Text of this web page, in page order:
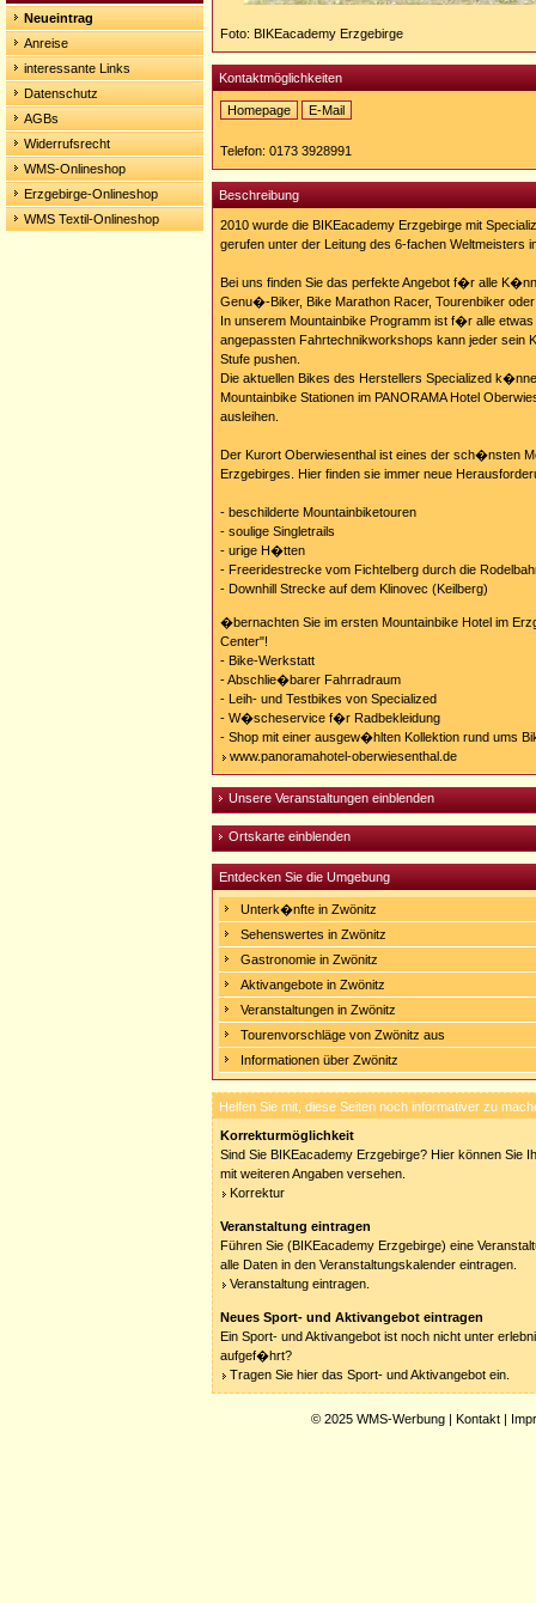
Neueintrag
Anreise
interessante Links
Datenschutz
AGBs
Widerrufsrecht
WMS-Onlineshop
Erzgebirge-Onlineshop
WMS Textil-Onlineshop
Foto: BIKEacademy Erzgebirge
Kontaktmöglichkeiten
Homepage
http://www.bikeacademy-
erzgebirge.de
E-Mail
Telefon: 0173 3928991
Beschreibung
2010 wurde die BIKEacademy Erzgebirge mit
gerufen unter der Leitung des 6-fachen Weltmeisters
Bei uns finden Sie das perfekte Angebot f�r alle
Genu�-Biker, Bike Marathon Racer, Tourenbiker
In unserem Mountainbike Programm ist f�r alle etwas
angepassten Fahrtechnikworkshops kann jeder
Stufe pushen.
Die aktuellen Bikes des Herstellers Specialized
Mountainbike Stationen im PANORAMA Hotel
ausleihen.
Der Kurort Oberwiesenthal ist eines der sch�nsten
Erzgebirges. Hier finden sie immer neue
- beschilderte Mountainbiketouren
- soulige Singletrails
- urige H�tten
- Freeridestrecke vom Fichtelberg durch die
- Downhill Strecke auf dem Klinovec (Keilberg)
�bernachten Sie im ersten Mountainbike Hotel im
Center"!
- Bike-Werkstatt
- Abschlie�barer Fahrradraum
- Leih- und Testbikes von Specialized
- W�scheservice f�r Radbekleidung
- Shop mit einer ausgew�hlten Kollektion rund ums
www.panoramahotel-oberwiesenthal.de
Unsere Veranstaltungen einblenden
Ortskarte einblenden
Entdecken Sie die Umgebung
Unterk�nfte in Zwönitz
Sehenswertes in Zwönitz
Gastronomie in Zwönitz
Aktivangebote in Zwönitz
Veranstaltungen in Zwönitz
Tourenvorschläge von Zwönitz aus
Informationen über Zwönitz
Helfen Sie mit, diese Seiten noch informativer zu
Korrekturmöglichkeit
Sind Sie BIKEacademy Erzgebirge? Hier können Sie
mit weiteren Angaben versehen.
Korrektur
Veranstaltung eintragen
Führen Sie (BIKEacademy Erzgebirge) eine
alle Daten in den Veranstaltungskalender eintragen.
Veranstaltung eintragen.
Neues Sport- und Aktivangebot eintragen
Ein Sport- und Aktivangebot ist noch nicht unter
aufgef�hrt?
Tragen Sie hier das Sport- und Aktivangebot ein.
© 2025 WMS-Werbung | Kontakt |